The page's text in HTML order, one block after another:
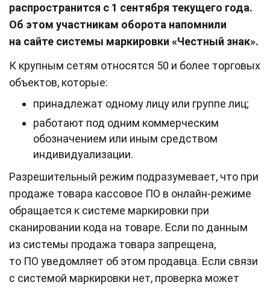
распространится с 1 сентября текущего года.
Об этом участникам оборота напомнили
на сайте системы маркировки «Честный знак».
К крупным сетям относятся 50 и более торговых
объектов, которые:
принадлежат одному лицу или группе лиц;
работают под одним коммерческим
обозначением или иным средством
индивидуализации.
Разрешительный режим подразумевает, что при
продаже товара кассовое ПО в онлайн-режиме
обращается к системе маркировки при
сканировании кода на товаре. Если по данным
из системы продажа товара запрещена,
то ПО уведомляет об этом продавца. Если связи
с системой маркировки нет, проверка может